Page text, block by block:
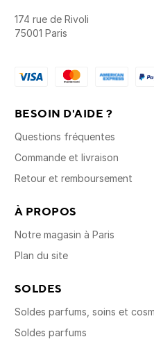
174 rue de Rivoli
75001 Paris
BESOIN D'AIDE ?
Questions fréquentes
Commande et livraison
Retour et remboursement
À PROPOS
Notre magasin à Paris
Plan du site
SOLDES
Soldes parfums, soins et
Soldes parfums